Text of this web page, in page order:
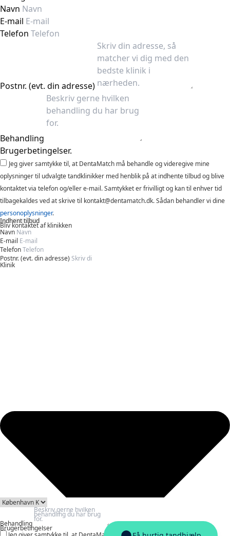
Navn
E-mail
Telefon
Postnr. (evt. din adresse)
Behandling
Brugerbetingelser.
Jeg giver samtykke til, at DentaMatch må behandle og videregive mine
oplysninger til udvalgte tandklinikker med henblik på at indhente tilbud og blive
kontaktet via telefon og/eller e-mail. Samtykket er frivilligt og kan til enhver tid
tilbagekaldes ved at skrive til kontakt@dentamatch.dk. Sådan behandler vi dine
personoplysninger.
Indhent tilbud
Bliv kontaktet af klinikken
Navn
E-mail
Telefon
Postnr. (evt. din adresse)
Klinik
Behandling
Brugerbetingelser